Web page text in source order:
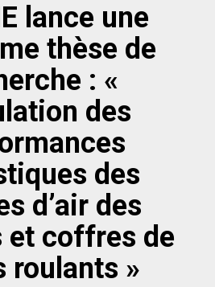
lance une
thèse de
: «
des
des
d’air des
et coffres de
roulants »